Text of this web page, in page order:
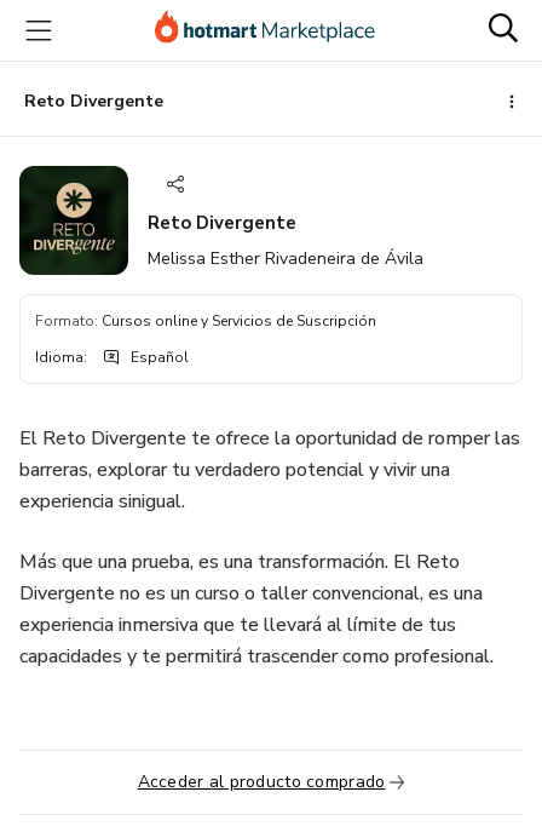
principal
página
de
página
Reto Divergente
Reto Divergente
Melissa Esther Rivadeneira de Ávila
Formato: Cursos online y Servicios de Suscripción
Idioma: Español
El Reto Divergente te ofrece la oportunidad de romper las
barreras, explorar tu verdadero potencial y vivir una
experiencia sinigual.
Más que una prueba, es una transformación. El Reto
Divergente no es un curso o taller convencional, es una
experiencia inmersiva que te llevará al límite de tus
capacidades y te permitirá trascender como profesional.
Acceder al producto comprado